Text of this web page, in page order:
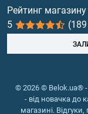
Вітаміни та
Риб'ячий жир,
Рейтинг
5
(189
© 2026 © Belok.ua® -
- від новачка до
магазині.